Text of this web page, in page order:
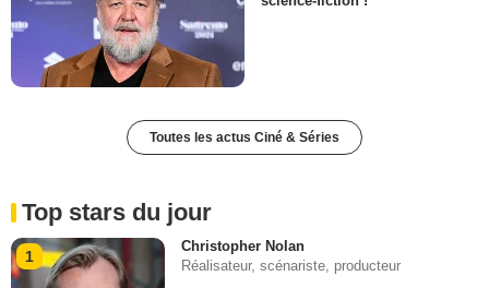
Toutes les actus Ciné & Séries
Top stars du jour
1
Christopher Nolan
Réalisateur, scénariste, producteur